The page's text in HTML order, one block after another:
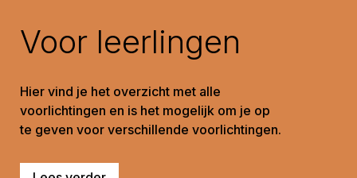
Voor leerlingen
Hier vind je het overzicht met alle
voorlichtingen en is het mogelijk om je op
te geven voor verschillende voorlichtingen.